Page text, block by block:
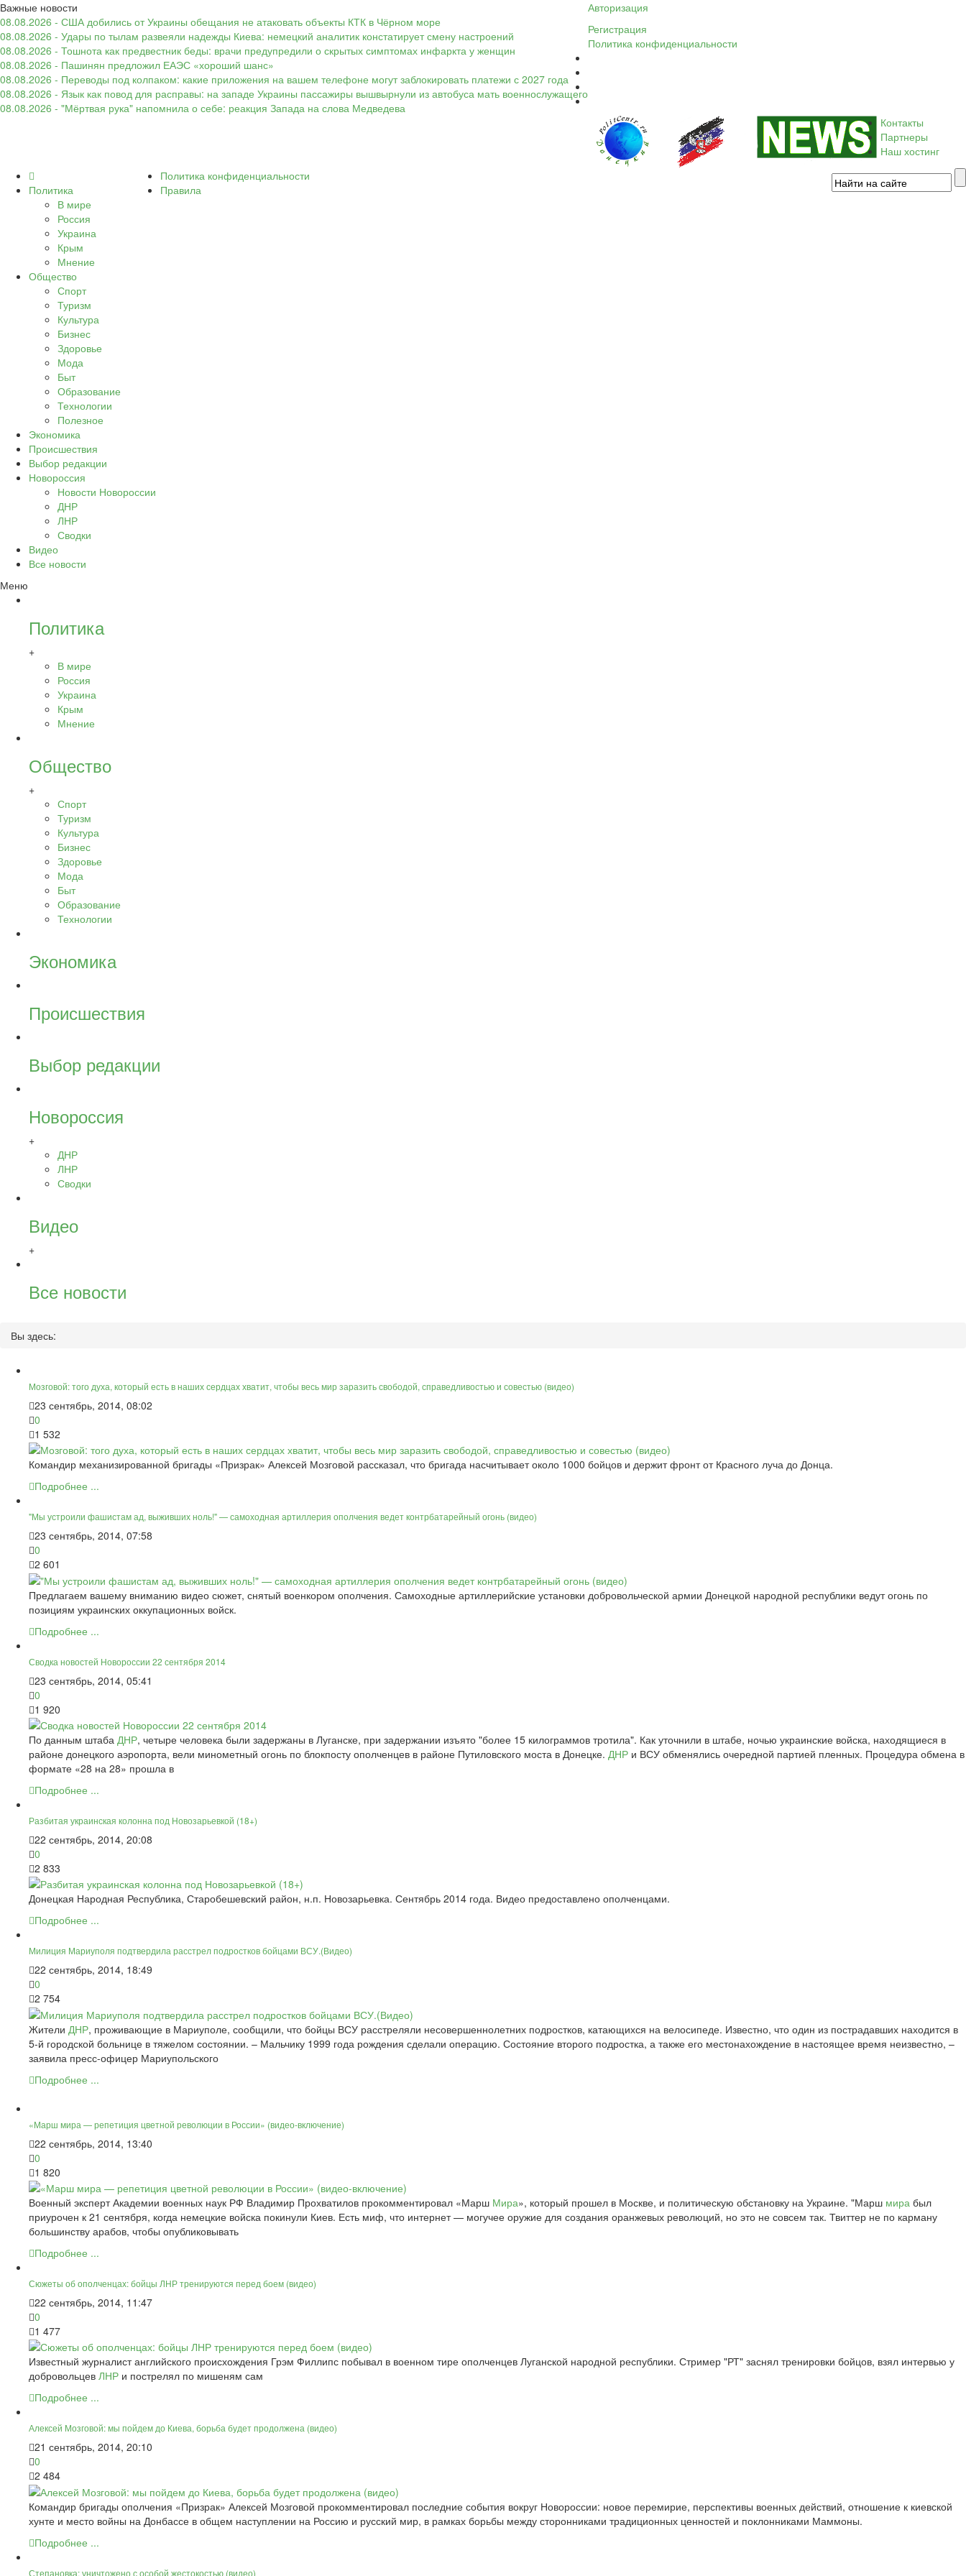
Важные новости
08.08.2026 - США добились от Украины обещания не атаковать объекты КТК в Чёрном море
08.08.2026 - Удары по тылам развеяли надежды Киева: немецкий аналитик констатирует смену настроений
08.08.2026 - Тошнота как предвестник беды: врачи предупредили о скрытых симптомах инфаркта у женщин
08.08.2026 - Пашинян предложил ЕАЭС «хороший шанс»
08.08.2026 - Переводы под колпаком: какие приложения на вашем телефоне могут заблокировать платежи с 2027 года
08.08.2026 - Язык как повод для расправы: на западе Украины пассажиры вышвырнули из автобуса мать военнослужащего
08.08.2026 - "Мёртвая рука" напомнила о себе: реакция Запада на слова Медведева
Авторизация
Регистрация
Политика конфиденциальности
Политика
В мире
Россия
Украина
Крым
Мнение
Общество
Спорт
Туризм
Культура
Бизнес
Здоровье
Мода
Быт
Образование
Технологии
Полезное
Экономика
Происшествия
Выбор редакции
Новороссия
Новости Новороссии
ДНР
ЛНР
Сводки
Видео
Все новости
Меню
Политика
+
В мире
Россия
Украина
Крым
Мнение
Общество
+
Спорт
Туризм
Культура
Бизнес
Здоровье
Мода
Быт
Образование
Технологии
Экономика
Происшествия
Выбор редакции
Новороссия
+
ДНР
ЛНР
Сводки
Видео
+
Все новости
Контакты
Партнеры
Наш хостинг
Политика конфиденциальности
Правила
Вы здесь:
Мозговой: того духа, который есть в наших сердцах хватит, чтобы весь мир заразить свободой, справедливостью и совестью (видео)
23 сентябрь, 2014, 08:02
0
1 532
Командир механизированной бригады «Призрак» Алексей Мозговой рассказал, что бригада насчитывает около 1000 бойцов и держит фронт от Красного луча до Донца.
Подробнее ...
"Мы устроили фашистам ад, выживших ноль!" — самоходная артиллерия ополчения ведет контрбатарейный огонь (видео)
23 сентябрь, 2014, 07:58
0
2 601
Предлагаем вашему вниманию видео сюжет, снятый военкором ополчения. Самоходные артиллерийские установки добровольческой армии Донецкой народной республики ведут огонь по
позициям украинских оккупационных войск.
Подробнее ...
Сводка новостей Новороссии 22 сентября 2014
23 сентябрь, 2014, 05:41
0
1 920
По данным штаба ДНР, четыре человека были задержаны в Луганске, при задержании изъято "более 15 килограммов тротила". Как уточнили в штабе, ночью украинские войска, находящиеся в
районе донецкого аэропорта, вели минометный огонь по блокпосту ополченцев в районе Путиловского моста в Донецке. ДНР и ВСУ обменялись очередной партией пленных. Процедура обмена в
формате «28 на 28» прошла в
Подробнее ...
Разбитая украинская колонна под Новозарьевкой (18+)
22 сентябрь, 2014, 20:08
0
2 833
Донецкая Народная Республика, Старобешевский район, н.п. Новозарьевка. Сентябрь 2014 года. Видео предоставлено ополченцами.
Подробнее ...
Милиция Мариуполя подтвердила расстрел подростков бойцами ВСУ.(Видео)
22 сентябрь, 2014, 18:49
0
2 754
Жители ДНР, проживающие в Мариуполе, сообщили, что бойцы ВСУ расстреляли несовершеннолетних подростков, катающихся на велосипеде. Известно, что один из пострадавших находится в
5-й городской больнице в тяжелом состоянии. – Мальчику 1999 года рождения сделали операцию. Состояние второго подростка, а также его местонахождение в настоящее время неизвестно, –
заявила пресс-офицер Мариупольского
Подробнее ...
«Марш мира — репетиция цветной революции в России» (видео-включение)
22 сентябрь, 2014, 13:40
0
1 820
Военный эксперт Академии военных наук РФ Владимир Прохватилов прокомментировал «Марш Мира», который прошел в Москве, и политическую обстановку на Украине. "Марш мира был
приурочен к 21 сентября, когда немецкие войска покинули Киев. Есть миф, что интернет — могучее оружие для создания оранжевых революций, но это не совсем так. Твиттер не по карману
большинству арабов, чтобы опубликовывать
Подробнее ...
Сюжеты об ополченцах: бойцы ЛНР тренируются перед боем (видео)
22 сентябрь, 2014, 11:47
0
1 477
Известный журналист английского происхождения Грэм Филлипс побывал в военном тире ополченцев Луганской народной республики. Стример "РТ" заснял тренировки бойцов, взял интервью у
добровольцев ЛНР и пострелял по мишеням сам
Подробнее ...
Алексей Мозговой: мы пойдем до Киева, борьба будет продолжена (видео)
21 сентябрь, 2014, 20:10
0
2 484
Командир бригады ополчения «Призрак» Алексей Мозговой прокомментировал последние события вокруг Новороссии: новое перемирие, перспективы военных действий, отношение к киевской
хунте и место войны на Донбассе в общем наступлении на Россию и русский мир, в рамках борьбы между сторонниками традиционных ценностей и поклонниками Маммоны.
Подробнее ...
Степановка: уничтожено с особой жестокостью (видео)